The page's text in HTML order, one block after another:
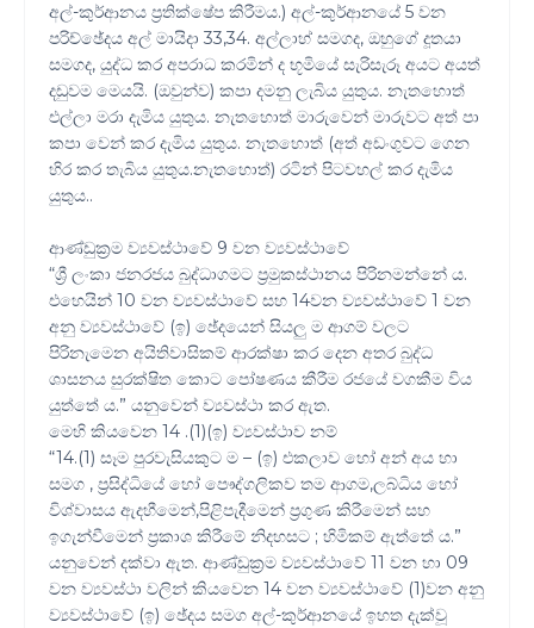
අල්-කුර්ආනය ප්‍රතික්ෂේප කිරීමය.) අල්-කුර්ආනයේ 5 වන
පරිච්ඡේදය අල් මායිදා 33,34. අල්ලාහ් සමගද, ඔහුගේ දූතයා
සමගද, යුද්ධ කර අපරාධ කරමින් ද භූමියේ සැරිසැරූ අයට අයත්
දඩුවම මෙයයි. (ඔවුන්ව) කපා දමනු ලැබිය යුතුය. නැතහොත්
එල්ලා මරා දැමිය යුතුය. නැතහොත් මාරුවෙන් මාරුවට අත් පා
කපා වෙන් කර දැමිය යුතුය. නැතහොත් (අත් අඩංගුවට ගෙන
හිර කර තැබිය යුතුය.නැතහොත්) රටින් පිටවහල් කර දැමිය
යුතුය..
ආණ්ඩුක්‍රම ව්‍යවස්ථාවේ 9 වන ව්‍යවස්ථාවේ
“ශ්‍රී ලංකා ජනරජය බුද්ධාගමට ප්‍රමුකස්ථානය පිරිනමන්නේ ය.
එහෙයින් 10 වන ව්‍යවස්ථාවේ සහ 14වන ව්‍යවස්ථාවේ 1 වන
අනු ව්‍යවස්ථාවේ (ඉ) ඡේදයෙන් සියලු ම ආගම් වලට
පිරිනැමෙන අයිතිවාසිකම් ආරක්ෂා කර දෙන අතර බුද්ධ
ශාසනය සුරක්ෂිත කොට පෝෂණය කීරීම රජයේ වගකීම විය
යුත්තේ ය.” යනුවෙන් ව්‍යවස්ථා කර ඇත.
මෙහි කියවෙන 14 .(1)(ඉ) ව්‍යවස්ථාව නම්
“14.(1) සෑම පුරවැසියකුට ම – (ඉ) එකලාව හෝ අන් අය හා
සමග , ප්‍රසිද්ධියේ හෝ පෞද්ගලිකව තම ආගම,ලබ්ධිය හෝ
විශ්වාසය ඇදහීමෙන්,පිළිපැදීමෙන් ප්‍රගුණ කිරීමෙන් සහ
ඉගැන්වීමෙන් ප්‍රකාශ කිරීමේ නිදහසට ; හිමිකම් ඇත්තේ ය.”
යනුවෙන් දක්වා ඇත. ආණ්ඩුක්‍රම ව්‍යවස්ථාවේ 11 වන හා 09
වන ව්‍යවස්ථා වලින් කියවෙන 14 වන ව්‍යවස්ථාවේ (1)වන අනු
ව්‍යවස්ථාවේ (ඉ) ඡේදය සමග අල්-කුර්ආනයේ ඉහත දැක්වූ